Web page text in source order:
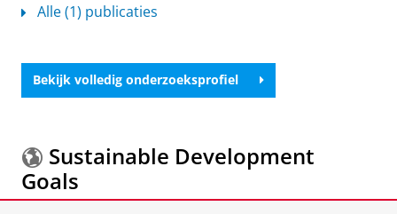
Alle (1) publicaties
Bekijk volledig onderzoeksprofiel
Sustainable Development
Goals